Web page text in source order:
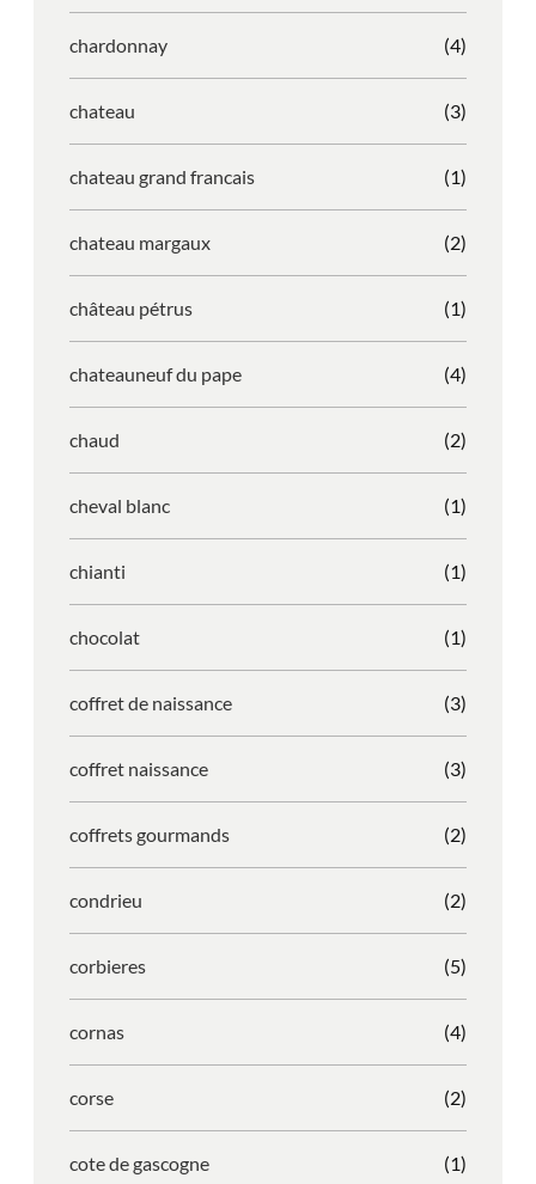
chardonnay (4)
chateau (3)
chateau grand francais (1)
chateau margaux (2)
château pétrus (1)
chateauneuf du pape (4)
chaud (2)
cheval blanc (1)
chianti (1)
chocolat (1)
coffret de naissance (3)
coffret naissance (3)
coffrets gourmands (2)
condrieu (2)
corbieres (5)
cornas (4)
corse (2)
cote de gascogne (1)